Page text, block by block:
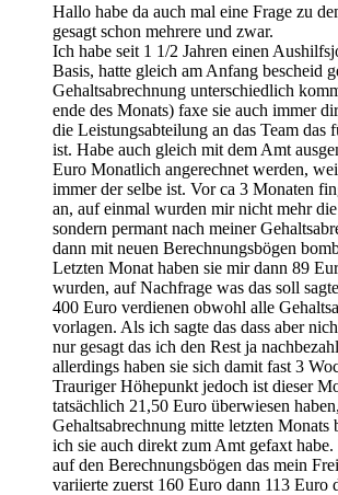
Hallo habe da auch mal eine Frage zu
gesagt schon mehrere und zwar.
Ich habe seit 1 1/2 Jahren einen
Basis, hatte gleich am Anfang bescheid
Gehaltsabrechnung unterschiedlich
ende des Monats) faxe sie auch immer
die Leistungsabteilung an das Team das
ist. Habe auch gleich mit dem Amt
Euro Monatlich angerechnet werden,
immer der selbe ist. Vor ca 3 Monaten
an, auf einmal wurden mir nicht mehr
sondern permant nach meiner
dann mit neuen Berechnungsbögen
Letzten Monat haben sie mir dann 89
wurden, auf Nachfrage was das soll
400 Euro verdienen obwohl alle
vorlagen. Als ich sagte das dass aber
nur gesagt das ich den Rest ja
allerdings haben sie sich damit fast 3
Trauriger Höhepunkt jedoch ist dieser
tatsächlich 21,50 Euro überwiesen
Gehaltsabrechnung mitte letzten Monats
ich sie auch direkt zum Amt gefaxt
auf den Berechnungsbögen das mein
variierte zuerst 160 Euro dann 113 Euro